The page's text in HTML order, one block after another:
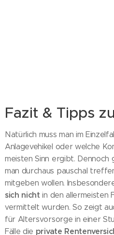
Fazit & Tipps
Natürlich muss man im
Anlagevehikel oder welche
meisten Sinn ergibt. Dennoch
man durchaus pauschal
mitgeben wollen.
sich nicht in den allermeisten
vermittelt wurden. So zeigt
für Altersvorsorge in einer
Fälle die private